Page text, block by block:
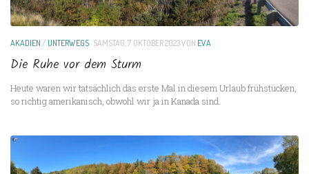
AKADIEN /UNTERWEGS SAMSTAG, 7. OKTOBER 2023VON EVA
Die Ruhe vor dem Sturm
Heute waren wir tatsächlich das erste Mal in diesem Urlaub frühstücken,
so richtig amerikanisch, obwohl wir ja in Kanada sind.